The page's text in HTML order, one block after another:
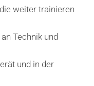
weiter trainieren
Technik und
und in der